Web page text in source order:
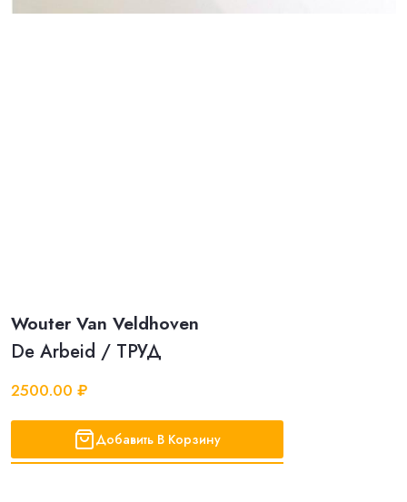
Wouter Van Veldhoven
De Arbeid / ТРУД
2500.00 ₽
Добавить В Корзину